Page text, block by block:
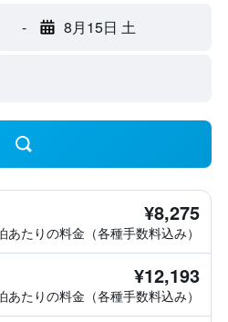
- 8月15日 土
¥8,275
あたりの料金（各種手数料込み）
¥12,193
あたりの料金（各種手数料込み）